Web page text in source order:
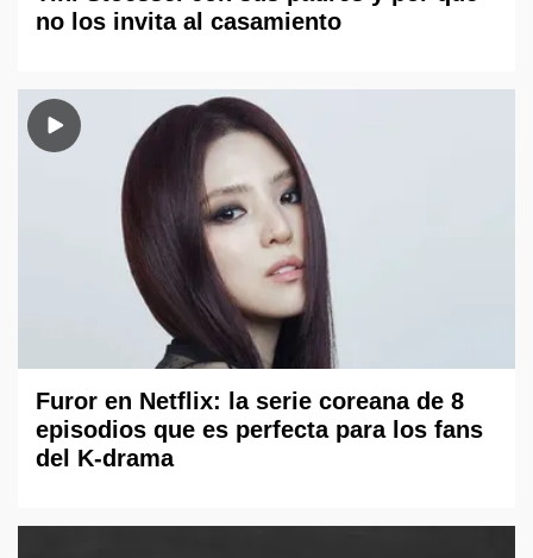
no los invita al casamiento
Furor en Netflix: la serie coreana de 8
episodios que es perfecta para los fans
del K-drama